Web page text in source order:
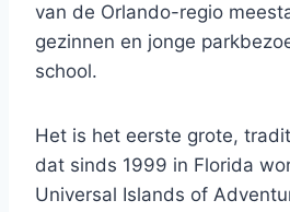
van de Orlando-regio
gezinnen en jonge
school.
Het is het eerste grote,
dat sinds 1999 in Florida
Universal Islands of